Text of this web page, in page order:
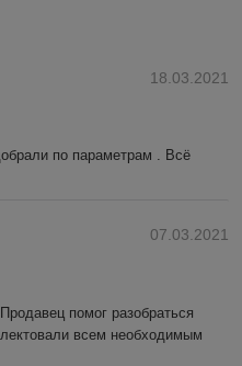
18.03.2021
по параметрам . Всё
07.03.2021
помог разобраться
всем необходимым